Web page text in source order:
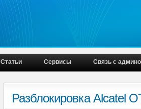
Статьи Сервисы Связь с
Разблокировка Alcatel